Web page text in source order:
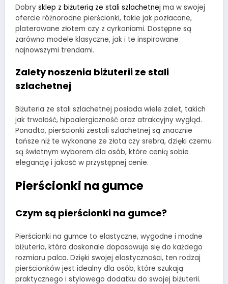
Dobry sklep z biżuterią ze stali szlachetnej ma w swojej
ofercie różnorodne pierścionki, takie jak pozłacane,
platerowane złotem czy z cyrkoniami. Dostępne są
zarówno modele klasyczne, jak i te inspirowane
najnowszymi trendami.
Zalety noszenia biżuterii ze stali
szlachetnej
Biżuteria ze stali szlachetnej posiada wiele zalet, takich
jak trwałość, hipoalergiczność oraz atrakcyjny wygląd.
Ponadto, pierścionki zestali szlachetnej są znacznie
tańsze niż te wykonane ze złota czy srebra, dzięki czemu
są świetnym wyborem dla osób, które cenią sobie
elegancję i jakość w przystępnej cenie.
Pierścionki na gumce
Czym są pierścionki na gumce?
Pierścionki na gumce to elastyczne, wygodne i modne
biżuteria, która doskonale dopasowuje się do każdego
rozmiaru palca. Dzięki swojej elastyczności, ten rodzaj
pierścionków jest idealny dla osób, które szukają
praktycznego i stylowego dodatku do swojej biżuterii.